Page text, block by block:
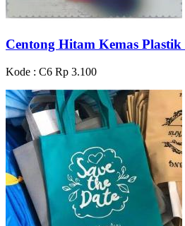
Centong Hitam Kemas Plastik
Kode : C6 Rp 3.100